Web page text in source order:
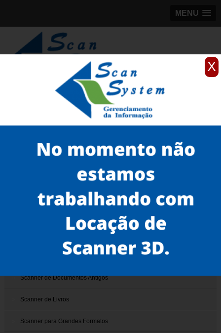
X
MENU
98184-5245
Scanner de livros
scanner de livros portátil
locação de scanner de livro Pinheiros
Serviços
Scanner de Documentos
Scanner de Documentos Antigos
Scanner de Livros
Scanner para Grandes Formatos